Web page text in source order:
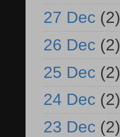
27 Dec (2)
26 Dec (2)
25 Dec (2)
24 Dec (2)
23 Dec (2)